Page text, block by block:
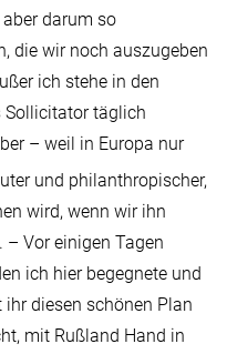
darum so
die wir noch auszugeben
ich stehe in den
Sollicitator täglich
– weil in Europa nur
und philanthropischer,
wird, wenn wir ihn
Vor einigen Tagen
ich hier begegnete und
diesen schönen Plan
mit Rußland Hand in